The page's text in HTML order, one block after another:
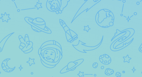
материалов можно
Здесь бесплатно